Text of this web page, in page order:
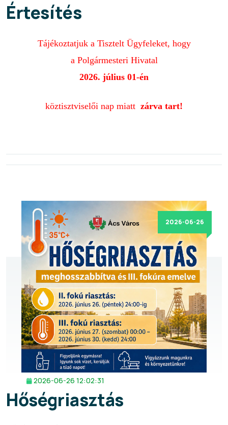
Értesítés
Tájékoztatjuk a Tisztelt Ügyfeleket, hogy
a Polgármesteri Hivatal
2026. július 01-én
köztisztviselői nap miatt zárva tart!
2026-06-26
2026-06-26 12:02:31
Hőségriasztás